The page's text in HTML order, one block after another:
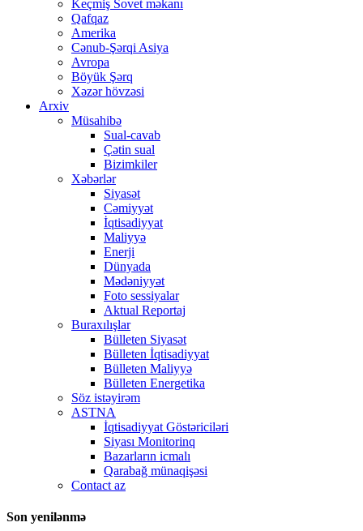
Keçmiş Sovet məkanı
Qafqaz
Amerika
Cənub-Şərqi Asiya
Avropa
Böyük Şərq
Xəzər hövzəsi
Arxiv
Müsahibə
Sual-cavab
Çətin sual
Bizimkiler
Xəbərlər
Siyasət
Cəmiyyət
İqtisadiyyat
Maliyyə
Enerji
Dünyada
Mədəniyyət
Foto sessiyalar
Aktual Reportaj
Buraxılışlar
Bülleten Siyasət
Bülleten İqtisadiyyat
Bülleten Maliyyə
Bülleten Energetika
Söz istəyirəm
ASTNA
İqtisadiyyat Göstəriciləri
Siyası Monitorinq
Bazarların icmalı
Qarabağ münaqişəsi
Contact az
Son yenilənmə